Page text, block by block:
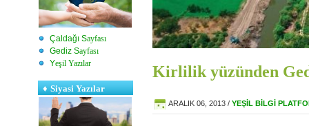
Çaldağı Sayfası
Gediz Sayfası
Yeşil Yazılar
♦ Siyasi Yazılar
Kirlilik yüzünden
ARALIK 06, 2013 / YEŞIL BILGI